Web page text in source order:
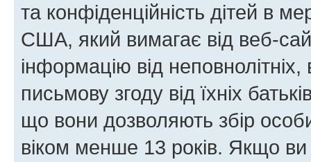
та конфіденційність дітей в
США, який вимагає від веб-
інформацію від
письмову згоду від їхніх
що вони дозволяють збір
віком менше 13 років. Якщо